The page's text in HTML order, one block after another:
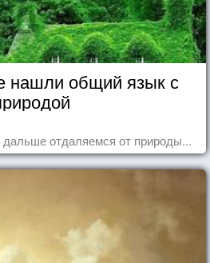
нашли общий язык с
отдаляемся от природы...